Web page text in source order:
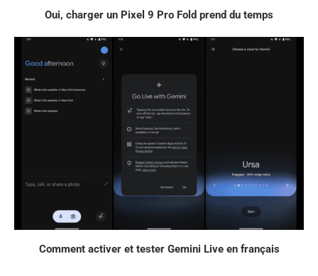
Oui, charger un Pixel 9 Pro Fold prend du temps
Comment activer et tester Gemini Live en français